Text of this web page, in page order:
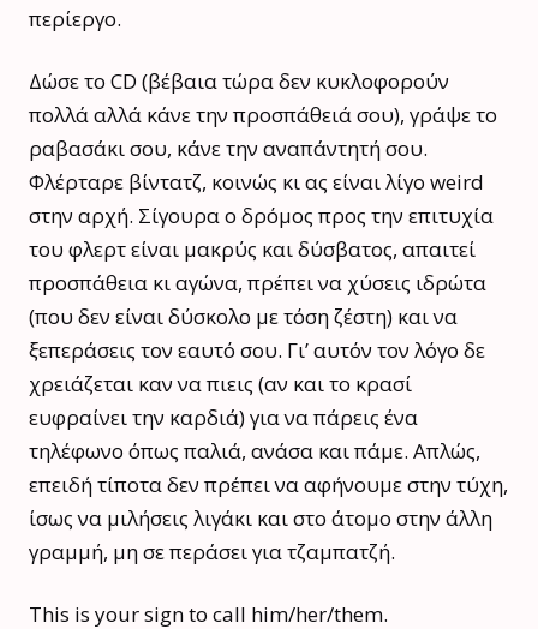
περίεργο.
Δώσε το CD (βέβαια τώρα δεν κυκλοφορούν
πολλά αλλά κάνε την προσπάθειά σου), γράψε το
ραβασάκι σου, κάνε την αναπάντητή σου.
Φλέρταρε βίντατζ, κοινώς κι ας είναι λίγο weird
στην αρχή. Σίγουρα ο δρόμος προς την επιτυχία
του φλερτ είναι μακρύς και δύσβατος, απαιτεί
προσπάθεια κι αγώνα, πρέπει να χύσεις ιδρώτα
(που δεν είναι δύσκολο με τόση ζέστη) και να
ξεπεράσεις τον εαυτό σου. Γι’ αυτόν τον λόγο δε
χρειάζεται καν να πιεις (αν και το κρασί
ευφραίνει την καρδιά) για να πάρεις ένα
τηλέφωνο όπως παλιά, ανάσα και πάμε. Απλώς,
επειδή τίποτα δεν πρέπει να αφήνουμε στην τύχη,
ίσως να μιλήσεις λιγάκι και στο άτομο στην άλλη
γραμμή, μη σε περάσει για τζαμπατζή.
This is your sign to call him/her/them.